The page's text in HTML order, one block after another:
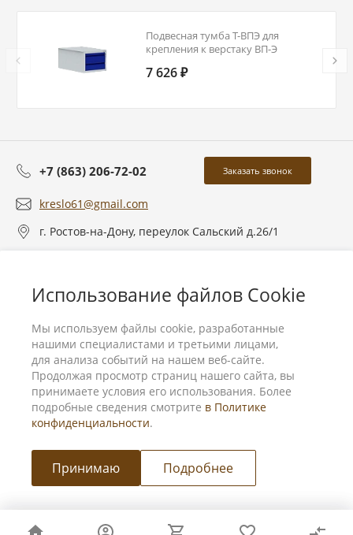
Использование файлов Cookie
Мы используем файлы cookie, разработанные
нашими специалистами и третьими лицами,
для анализа событий на нашем веб-сайте.
Продолжая просмотр страниц нашего сайта, вы
принимаете условия его использования. Более
подробные сведения смотрите в Политике
конфиденциальности.
Принимаю Подробнее
Подвесная тумба Т-ВПЭ для
крепления к верстаку ВП-Э
7 626 ₽
+7 (863) 206-72-02 Заказать звонок
kreslo61@gmail.com
г. Ростов-на-Дону, переулок Сальский д.26/1
Услуги
Мы в соц. сетях